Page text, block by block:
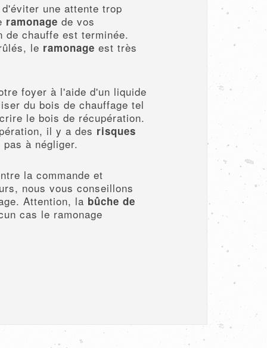
une attente trop
ramonage de vos
chauffe est terminée.
le ramonage est très
foyer à l'aide d'un liquide
du bois de chauffage tel
le bois de récupération.
il y a des risques
à négliger.
la commande et
nous vous conseillons
Attention, la bûche de
cas le ramonage